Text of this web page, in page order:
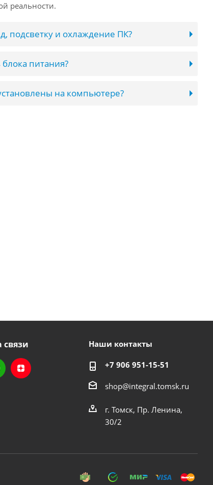
реальности.
подсветку и охлаждение ПК?
питания?
на компьютере?
связи Наши контакты
+7 906 951-15-51
shop@integral.tomsk.ru
г. Томск, Пр. Ленина,
30/2